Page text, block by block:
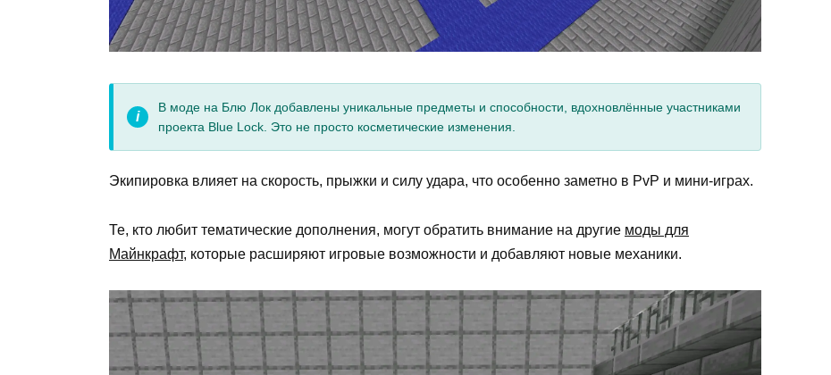
В моде на Блю Лок добавлены уникальные предметы и способности, вдохновлённые участниками
проекта Blue Lock. Это не просто косметические изменения.
Экипировка влияет на скорость, прыжки и силу удара, что особенно заметно в PvP и мини-играх.
Те, кто любит тематические дополнения, могут обратить внимание на другие моды для
Майнкрафт, которые расширяют игровые возможности и добавляют новые механики.